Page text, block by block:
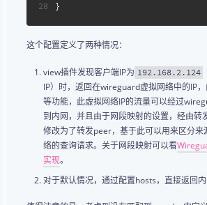
28
}
这个配置定义了两种情况：
view插件发现客户端IP为 192.168.2.124
IP）时，返回在wireguard虚拟网络中的IP
等功能，此虚拟网络IP的流量可以经过
到内网，并且由于网段映射的设置，经由转
修改为了转发peer，基于此可以用来区分
络的查询请求。关于网段映射可以看
实现。
对于默认情况，通过配置hosts，直接返回内